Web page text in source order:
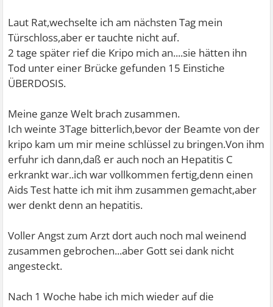
Laut Rat,wechselte ich am nächsten Tag mein
Türschloss,aber er tauchte nicht auf.
2 tage später rief die Kripo mich an....sie hätten ihn
Tod unter einer Brücke gefunden 15 Einstiche
ÜBERDOSIS.
Meine ganze Welt brach zusammen.
Ich weinte 3Tage bitterlich,bevor der Beamte von der
kripo kam um mir meine schlüssel zu bringen.Von ihm
erfuhr ich dann,daß er auch noch an Hepatitis C
erkrankt war..ich war vollkommen fertig,denn einen
Aids Test hatte ich mit ihm zusammen gemacht,aber
wer denkt denn an hepatitis.
Voller Angst zum Arzt dort auch noch mal weinend
zusammen gebrochen...aber Gott sei dank nicht
angesteckt.
Nach 1 Woche habe ich mich wieder auf die